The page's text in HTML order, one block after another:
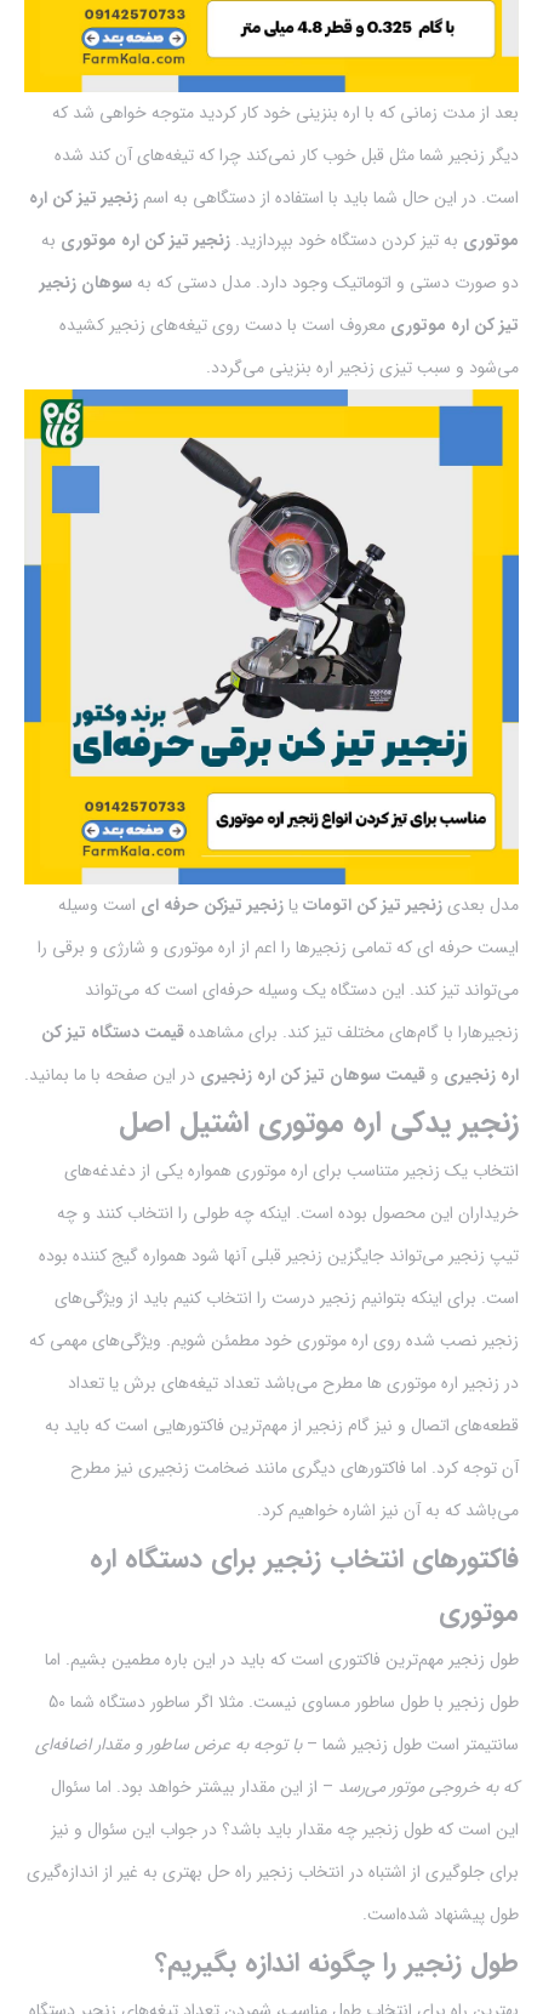
بعد از مدت زمانی که با اره بنزینی خود کار کردید متوجه خواهی شد که
دیگر زنجیر شما مثل قبل خوب کار نمی‌کند چرا که تیغه‌های آن کند شده
است. در این حال شما باید با استفاده از دستگاهی به اسم زنجیر تیز کن اره
موتوری به تیز کردن دستگاه خود بپردازید. زنجیر تیز کن اره موتوری به
دو صورت دستی و اتوماتیک وجود دارد. مدل دستی که به سوهان زنجیر
تیز کن اره موتوری معروف است با دست روی تیغه‌های زنجیر کشیده
می‌شود و سبب تیزی زنجیر اره بنزینی می‌گردد.
مدل بعدیزنجیر تیز کن اتوماتیازنجیر تیزکن حرفه ای است وسیله
ایست حرفه ای که تمامی‌ زنجیرها را اعم از اره موتوری و شارژی و برقی را
می‌تواند تیز کند. این دستگاه یک وسیله حرفه‌ای است که می‌تواند
زنجیرهارا با گام‌های مختلف تیز کند. برای مشاهدهقیمت دستگاه تیز کن
اره زنجیری و قیمت سوهان تیز کن اره زنجیری در این صفحه با ما بمانید.
زنجیر یدکی اره موتوری اشتیل اصل
انتخاب یک زنجیر متناسب برای اره موتوری همواره یکی از دغدغه‌های
خریداران این محصول بوده است. اینکه چه طولی را انتخاب کنند و چه
تیپ زنجیر می‌تواند جایگزین زنجیر قبلی آنها شود همواره گیج کننده بوده
است. برای اینکه بتوانیم زنجیر درست را انتخاب کنیم باید از ویژگی‌های
زنجیر نصب شده روی اره موتوری خود مطمئن شویم. ویژگی‌های مهمی که
در زنجیر اره موتور‌ی ها مطرح می‌باشد تعداد تیغه‌های برش یا تعداد
قطعه‌های اتصال و نیز گام زنجیر از مهم‌ترین فاکتور‌هایی است که باید به
آن توجه کرد. اما فاکتور‌های دیگری مانند ضخامت زنجیری نیز مطرح
می‌باشد که به آن نیز اشاره خواهیم کرد.
فاکتور‌های انتخاب زنجیر برای دستگاه اره
موتوری
طول زنجیر مهم‌ترین فاکتوری است که باید در این باره مطمین بشیم. اما
طول زنجیر با طول ساطور مساوی نیست. مثلا اگر ساطور دستگاه شما 50
سانتیمتر است طول زنجیر شما –با توجه به عرض ساطور و مقدار اضافه‌ای
که به خروجی موتور می‌رسد – از این مقدار بیشتر خواهد بود. اما سئوال
این است که طول زنجیر چه مقدار باید باشد؟ در جواب این سئوال و نیز
برای جلوگیری از اشتباه در انتخاب زنجیر راه حل بهتری به غیر از اندازه‌گیری
طول پیشنهاد شده‌است.
طول زنجیر را چگونه اندازه بگیریم؟